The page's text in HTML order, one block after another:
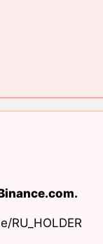
.
RU_HOLDER